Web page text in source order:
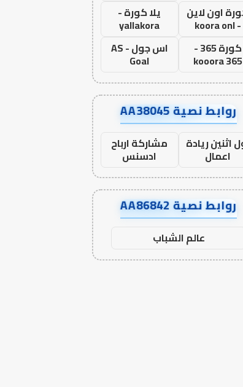
اون لاين
- koora onl
يلا كورة -
yallakora
كورة 365 -
kooora 365
اس جول - AS
Goal
روابط نصية AA38045
اثنين ريادة
اعمال
مشاركة ارباح
ادسنس
روابط نصية AA86842
عالم الشباب